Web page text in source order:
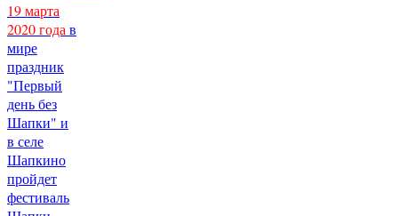
19 марта
2020 годав
мире
праздник
"Первый
день без
Шапки" и
в селе
Шапкино
пройдет
фестиваль